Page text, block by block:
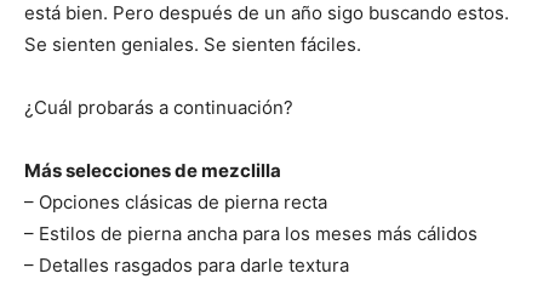
está bien. Pero después de un año sigo buscando estos.
Se sienten geniales. Se sienten fáciles.
¿Cuál probarás a continuación?
Más selecciones de mezclilla
– Opciones clásicas de pierna recta
– Estilos de pierna ancha para los meses más cálidos
– Detalles rasgados para darle textura